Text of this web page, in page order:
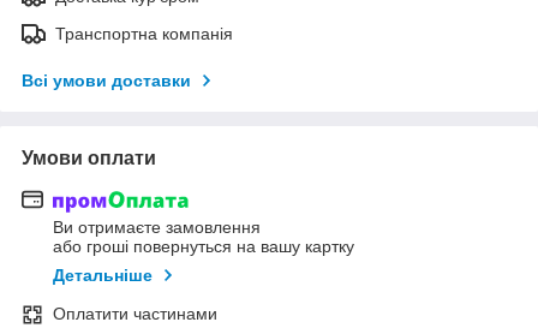
Транспортна компанія
Всі умови доставки
Умови оплати
Ви отримаєте замовлення
або гроші повернуться на вашу картку
Детальніше
Оплатити частинами